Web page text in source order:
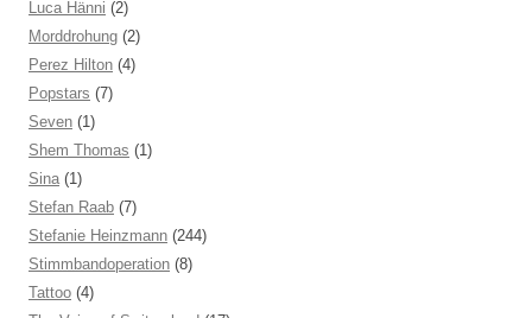
Luca Hänni (2)
Morddrohung (2)
Perez Hilton (4)
Popstars (7)
Seven (1)
Shem Thomas (1)
Sina (1)
Stefan Raab (7)
Stefanie Heinzmann (244)
Stimmbandoperation (8)
Tattoo (4)